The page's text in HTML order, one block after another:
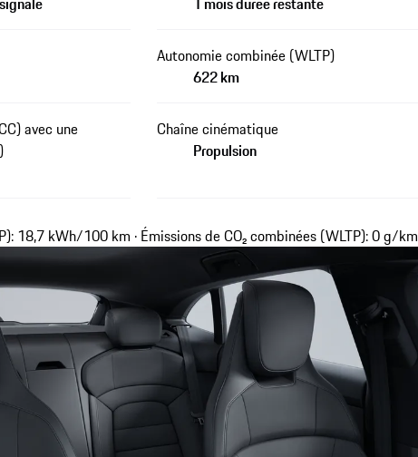
Autonomie combinée (WLTP)
622 km
avec une
Chaîne cinématique
Propulsion
18,7 kWh/100 km · Émissions de CO₂ combinées (WLTP): 0 g/km